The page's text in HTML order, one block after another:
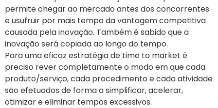
permite chegar ao mercado antes dos concorrentes
e usufruir por mais tempo da vantagem competitiva
causada pela inovação. Também é sabido que a
inovação será copiada ao longo do tempo.
Para uma eficaz estratégia de time to market é
preciso rever completamente o modo em que cada
produto/serviço, cada procedimento e cada atividade
são efetuados de forma a simplificar, acelerar,
otimizar e eliminar tempos excessivos.